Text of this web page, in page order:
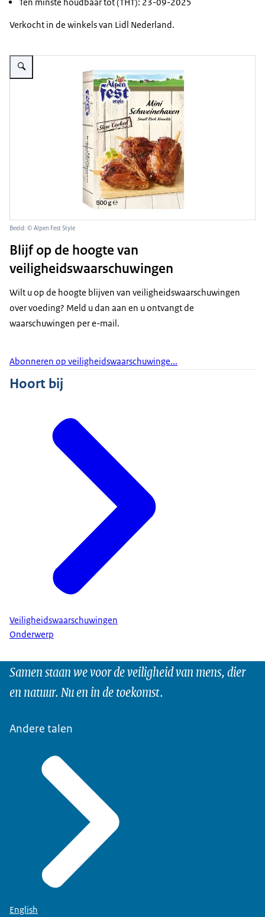
Verkocht in de winkels van Lidl Nederland.
Vergroot afbeelding Mini Schweinehaxen van Alpen Fest Style
Beeld: © Alpen Fest Style
Blijf op de hoogte van
veiligheidswaarschuwingen
Wilt u op de hoogte blijven van veiligheidswaarschuwingen
over voeding? Meld u dan aan en u ontvangt de
waarschuwingen per e-mail.
Abonneren op veiligheidswaarschuwinge...
Hoort bij
Veiligheidswaarschuwingen
Onderwerp
Samen staan we voor de veiligheid van mens, dier
en natuur. Nu en in de toekomst.
Andere talen
English